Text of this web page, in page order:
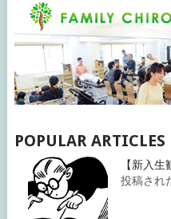
POPULAR ARTICLES
【新入
投稿され